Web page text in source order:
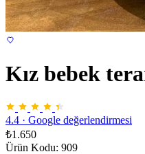
Kız bebek
4.4 · Google değerlendirmesi
₺1.650
Ürün Kodu: 909